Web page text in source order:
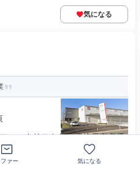
気になる
ォークリフト免許資格保有者優
ファー 気になる